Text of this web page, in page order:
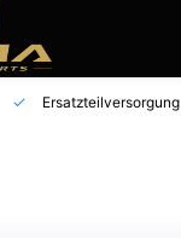
Ersatzteilversorgung